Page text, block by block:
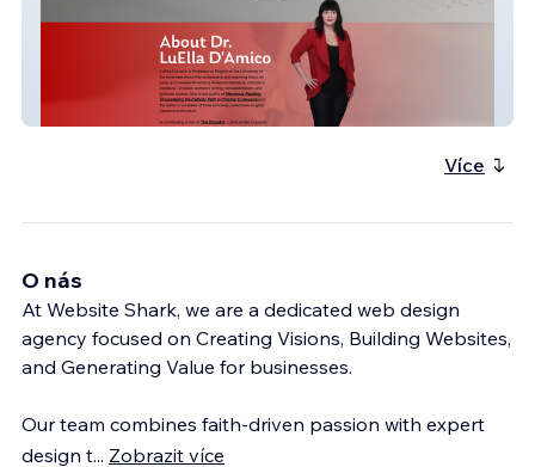
Dr Luella Damico
Více
O nás
At Website Shark, we are a dedicated web design
agency focused on Creating Visions, Building Websites,
and Generating Value for businesses.
Our team combines faith-driven passion with expert
design t... Zobrazit více